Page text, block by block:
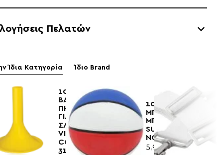
Πελατών
Ίδια Κατηγορία Ίδιο Brand
100510
ΒΑΣΗ
ΠΗΧΕΩΝ
ΓΙΑ
ΣΛΑΛΟΜ
VIXEN
CODE
3142
100555
ΜΠΑΛΑ
ΜΠΑΣΚΕΤ
SUPA
NO7
5,90€